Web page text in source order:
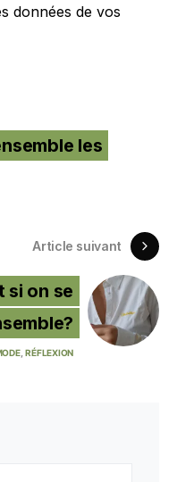
données de vos
les
Article suivant
si on se
RÉFLEXION